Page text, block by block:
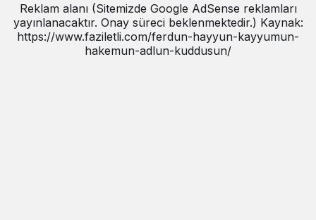
Reklam alanı (Sitemizde Google AdSense reklamları
yayınlanacaktır. Onay süreci beklenmektedir.) Kaynak:
https://www.faziletli.com/ferdun-hayyun-kayyumun-
hakemun-adlun-kuddusun/